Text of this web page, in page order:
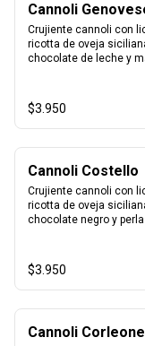
Cannoli
Crujiente cannoli con
ricotta de oveja
chocolate de leche y
$3.950
Cannoli Costello
Crujiente cannoli con
ricotta de oveja
chocolate negro y
$3.950
Cannoli Corleone